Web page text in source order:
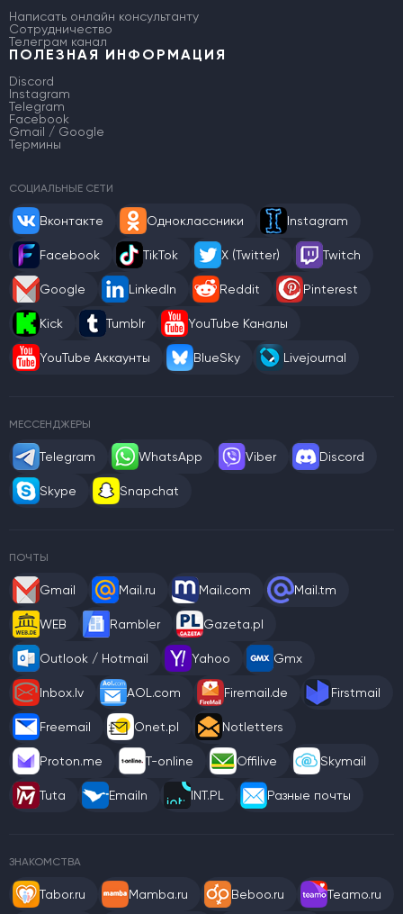
Написать онлайн консультанту
Сотрудничество
Телеграм канал
ПОЛЕЗНАЯ ИНФОРМАЦИЯ
Discord
Instagram
Telegram
Facebook
Gmail / Google
Термины
СОЦИАЛЬНЫЕ СЕТИ
Вконтакте Одноклассники Instagram
Facebook TikTok X (Twitter) Twitch
Google LinkedIn Reddit Pinterest
Kick Tumblr YouTube Каналы
YouTube Аккаунты BlueSky Livejournal
МЕССЕНДЖЕРЫ
Telegram WhatsApp Viber Discord
Skype Snapchat
ПОЧТЫ
Gmail Mail.ru Mail.com Mail.tm
WEB Rambler Gazeta.pl
Outlook / Hotmail Yahoo Gmx
Inbox.lv AOL.com Firemail.de Firstmail
Freemail Onet.pl Notletters
Proton.me T-online Offilive Skymail
Tuta Emailn INT.PL Разные почты
ЗНАКОМСТВА
Tabor.ru Mamba.ru Beboo.ru Teamo.ru